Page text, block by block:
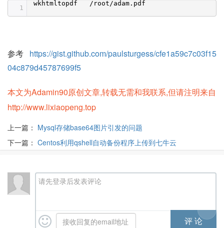
1
wkhtmltopdf /root/adam .pdf
参考 https://gist.github.com/paulsturgess/cfe1a59c7c03f15
04c879d45787699f5
本文为Adamin90原创文章,转载无需和我联系,但请注明来自
http://www.lixiaopeng.top
上一篇： Mysql存储base64图片引发的问题
下一篇： Centos利用qshell自动备份程序上传到七牛云
请先登录后发表评论